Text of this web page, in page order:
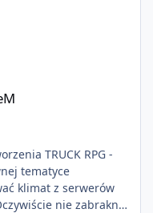
tematyce
klimat z serwerów
nie zabraknie